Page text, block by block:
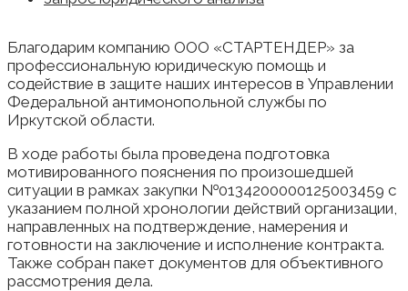
Благодарим компанию ООО «СТАРТЕНДЕР» за
профессиональную юридическую помощь и
содействие в защите наших интересов в Управлении
Федеральной антимонопольной службы по
Иркутской области.
В ходе работы была проведена подготовка
мотивированного пояснения по произошедшей
ситуации в рамках закупки №0134200000125003459 с
указанием полной хронологии действий организации,
направленных на подтверждение, намерения и
готовности на заключение и исполнение контракта.
Также собран пакет документов для объективного
рассмотрения дела.